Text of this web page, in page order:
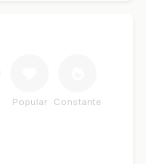
Popular Constante